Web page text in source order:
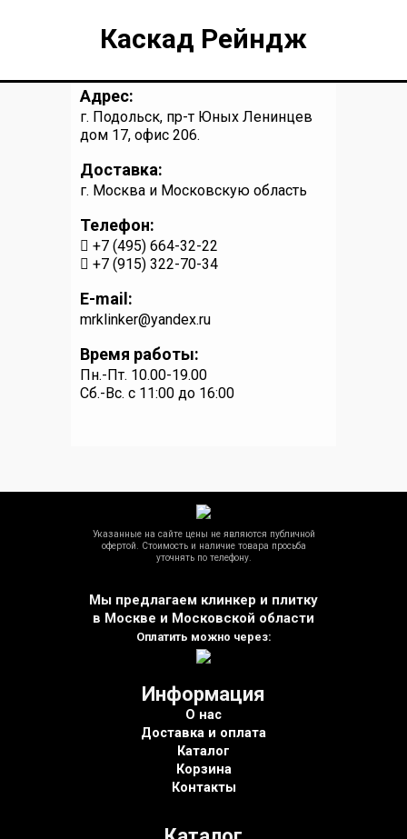
Каскад Рейндж
Адрес:
г. Подольск, пр-т Юных Ленинцев
дом 17, офис 206.
Доставка:
г. Москва и Московскую область
Телефон:
+7 (495) 664-32-22
+7 (915) 322-70-34
E-mail:
mrklinker@yandex.ru
Время работы:
Пн.-Пт. 10.00-19.00
Сб.-Вс. c 11:00 до 16:00
Указанные на сайте цены не являются публичной
офертой. Стоимость и наличие товара просьба
уточнять по телефону.
Мы предлагаем клинкер и плитку
в Москве и Московской области
Оплатить можно через:
Информация
О нас
Доставка и оплата
Каталог
Корзина
Контакты